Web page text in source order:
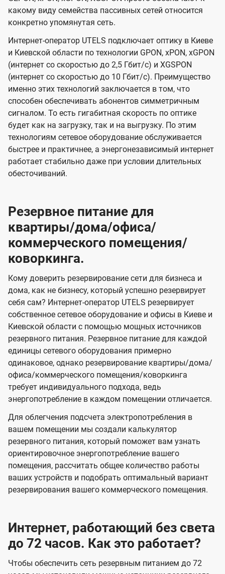
какому виду семейства пассивных сетей относится
конкретно упомянутая сеть.
Интернет-оператор UTELS подключает оптику в Киеве
и Киевской области по технологии GPON, xPON, xGPON
(интернет со скоростью до 2,5 Гбит/с) и XGSPON
(интернет со скоростью до 10 Гбит/с). Преимущество
именно этих технологий заключается в том, что
способен обеспечивать абонентов симметричным
сигналом. То есть гигабитная скорость по оптике
будет как на загрузку, так и на выгрузку. По этим
технологиям сетевое оборудование обслуживается
быстрее и практичнее, а энергонезависимый интернет
работает стабильно даже при условии длительных
обесточиваний.
Резервное питание для
квартиры/дома/офиса/
коммерческого помещения/
коворкинга.
Кому доверить резервирование сети для бизнеса и
дома, как не бизнесу, который успешно резервирует
себя сам? Интернет-оператор UTELS резервирует
собственное сетевое оборудование и офисы в Киеве и
Киевской области с помощью мощных источников
резервного питания. Резервное питание для каждой
единицы сетевого оборудования примерно
одинаковое, однако резервирование квартиры/дома/
офиса/коммерческого помещения/коворкинга
требует индивидуального подхода, ведь
энергопотребление в каждом помещении отличается.
Для облегчения подсчета электропотребления в
вашем помещении мы создали калькулятор
резервного питания, который поможет вам узнать
ориентировочное энергопотребление вашего
помещения, рассчитать общее количество работы
ваших устройств и подобрать оптимальный вариант
резервирования вашего коммерческого помещения.
Интернет, работающий без света
до 72 часов. Как это работает?
Чтобы обеспечить сеть резервным питанием до 72